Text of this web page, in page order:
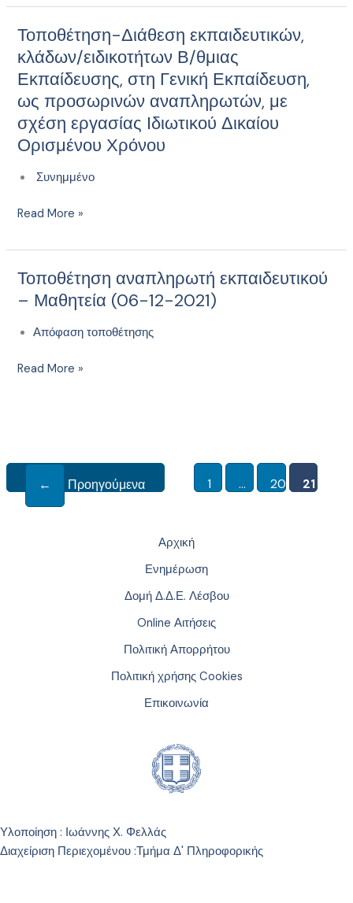
(ΤΟΠΙΚΗ
ΠΡΟΣΚΛΗΣΗ)
Τοποθέτηση-Διάθεση εκπαιδευτικών,
κλάδων/ειδικοτήτων Β/θμιας
Εκπαίδευσης, στη Γενική Εκπαίδευση,
ως προσωρινών αναπληρωτών, με
σχέση εργασίας Ιδιωτικού Δικαίου
Ορισμένου Χρόνου
Συνημμένο
Τοποθέτηση-
Διάθεση
εκπαιδευτικών,
κλάδων/
ειδικοτήτων
Β/
θμιας
στη
Εκπαίδευση,
αναπληρωτών,
με
εργασίας
Δικαίου
Read More »
Τοποθέτηση αναπληρωτή εκπαιδευτικού
– Μαθητεία (06-12-2021)
Απόφαση τοποθέτησης
Τοποθέτηση
αναπληρωτή
εκπαιδευτικού
–
(06-
Read More »
← Προηγούμενα 1 … 20 21
Αρχική
Ενημέρωση
Δομή Δ.Δ.Ε. Λέσβου
Online Αιτήσεις
Πολιτική Απορρήτου
Πολιτική χρήσης Cookies
Επικοινωνία
Υλοποίηση : Ιωάννης Χ. Φελλάς
Διαχείριση Περιεχομένου :Τμήμα Δ' Πληροφορικής